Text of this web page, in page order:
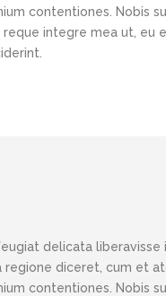
contentiones. Nobis
integre mea ut, eu
delicata
diceret, cum et
contentiones. Nobis